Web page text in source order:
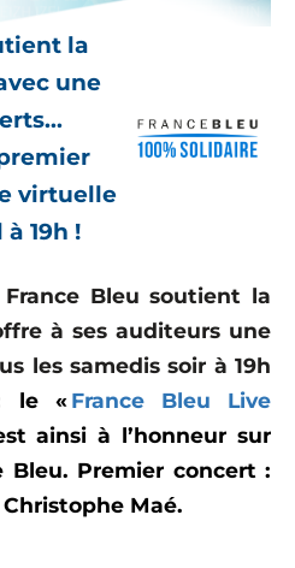
la
une
virtuelle
19h !
France Bleu soutient la
à ses auditeurs une
les samedis soir à 19h
le «France Bleu Live
ainsi à l’honneur sur
Bleu. Premier concert :
Maé.